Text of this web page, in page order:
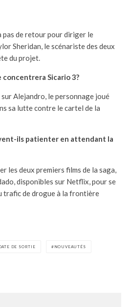
pas de retour pour diriger le
Sheridan, le scénariste des deux
du projet.
concentrera Sicario 3?
Alejandro, le personnage joué
sa lutte contre le cartel de la
ils patienter en attendant la
les deux premiers films de la saga,
disponibles sur Netflix, pour se
trafic de drogue à la frontière
DE SORTIE NOUVEAUTÉS